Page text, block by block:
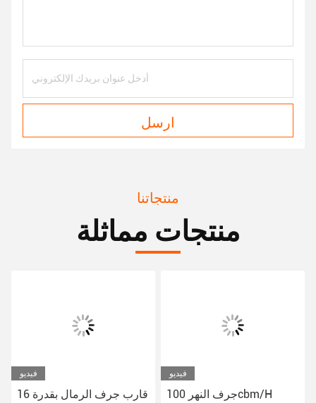
ارسل
منتجاتنا
منتجات مماثلة
فيديو
قارب جرف الرمال بقدرة 16
فيديو
جرف النهر 100cbm/H